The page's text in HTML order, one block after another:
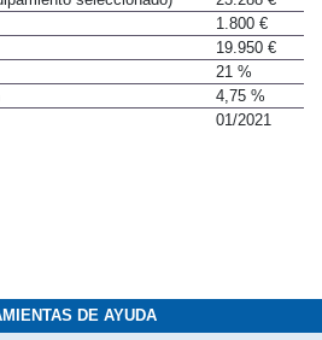
1.800 €
19.950 €
21 %
4,75 %
01/2021
DE AYUDA